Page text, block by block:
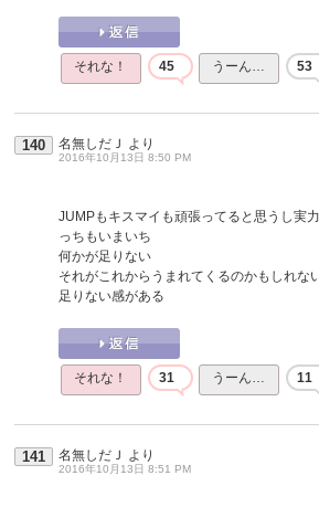
それな！ 45 うーん… 53
140 名無しだＪ より
2016年10月13日 8:50 PM
JUMPもキスマイも頑張ってると思うし実
っちもいまいち
何かが足りない
それがこれからうまれてくるのかもしれな
足りない感がある
それな！ 31 うーん… 11
141 名無しだＪ より
2016年10月13日 8:51 PM